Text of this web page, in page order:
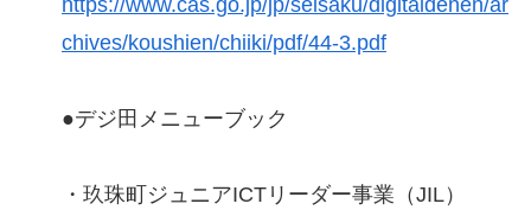
chives/koushien/chiiki/pdf/44-3.pdf
●デジ田メニューブック
・玖珠町ジュニアICTリーダー事業（JIL）